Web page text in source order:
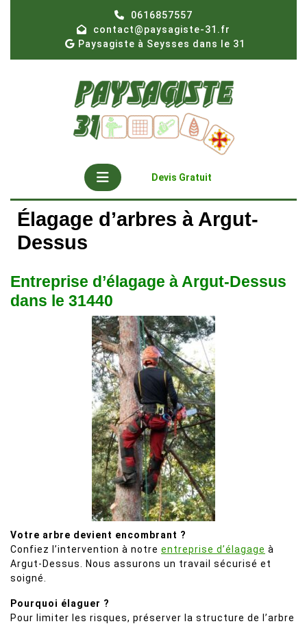
0616857557
contact@paysagiste-31.fr
Paysagiste à Seysses dans le 31
Open
Button
Devis Gratuit
Élagage d’arbres à Argut-
Dessus
Entreprise d’élagage à Argut-Dessus
dans le 31440
Votre arbre devient encombrant ?
Confiez l’intervention à notre entreprise d’élagage à
Argut-Dessus. Nous assurons un travail sécurisé et
soigné.
Pourquoi élaguer ?
Pour limiter les risques, préserver la structure de l’arbre